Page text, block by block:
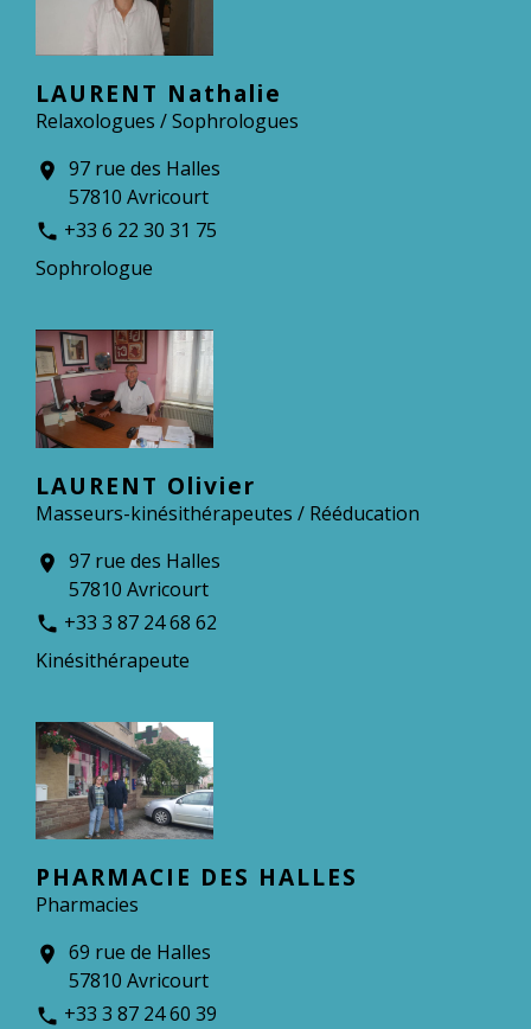
LAURENT Nathalie
Relaxologues / Sophrologues
location_on 97 rue des Halles
57810 Avricourt
phone +33 6 22 30 31 75
Sophrologue
LAURENT Olivier
Masseurs-kinésithérapeutes / Rééducation
location_on 97 rue des Halles
57810 Avricourt
phone +33 3 87 24 68 62
Kinésithérapeute
PHARMACIE DES HALLES
Pharmacies
location_on 69 rue de Halles
57810 Avricourt
phone +33 3 87 24 60 39